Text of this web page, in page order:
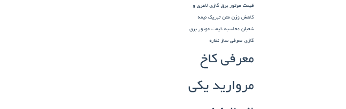
قیمت موتور برق گازی لاغری و
کاهش وزن متن تبریک نیمه
شعبان محاسبه قیمت موتور برق
گازی معرفی ساز نقاره
معرفی کاخ
مروارید یکی